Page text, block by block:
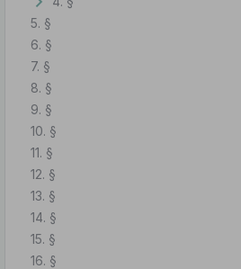
5. §
6. §
7. §
8. §
9. §
10. §
11. §
12. §
13. §
14. §
15. §
16. §